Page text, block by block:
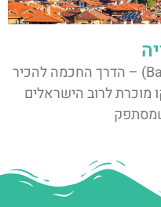
סיור חינם בבנסקו בולגריה (Bansko) – הדרך החכמה להכיר
מוכרת לרוב הישראלים